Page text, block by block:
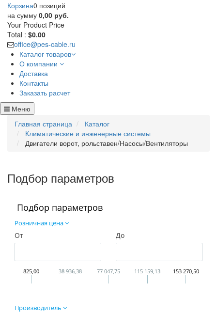
Корзина0 позиций
на сумму 0,00 руб.
Your Product Price
Total : $0.00
office@pes-cable.ru
Каталог товаров
О компании
Доставка
Контакты
Заказать расчет
Меню
Главная страница
Каталог
Климатические и инженерные системы
Двигатели ворот, рольставен/Насосы/Вентиляторы
Подбор параметров
Подбор параметров
Розничная цена
От До
825,00 38 936,38 77 047,75 115 159,13 153 270,50
Производитель